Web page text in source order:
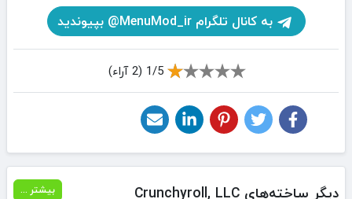
به کانال تلگرام MenuMod_ir@ بپیوندید
1/5 (2 آراء)
دیگر ساخته‌های Crunchyroll, LLC‏ بیشتر ...